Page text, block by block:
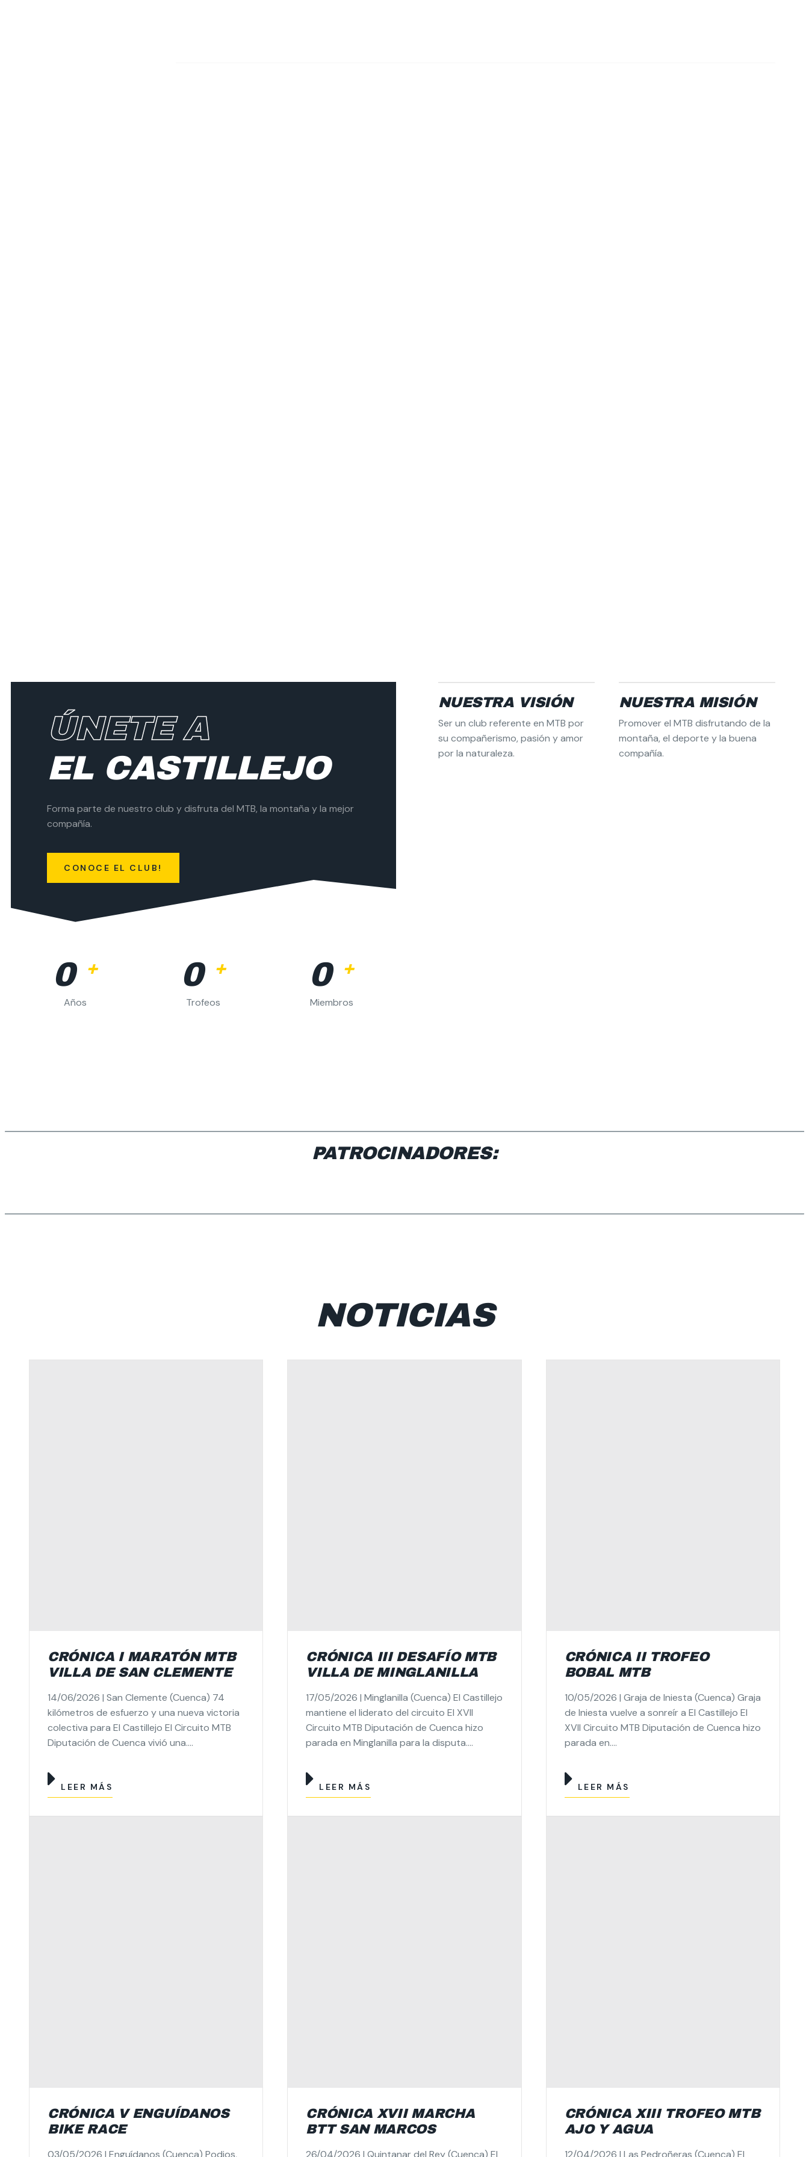
ÚNETE A
EL CASTILLEJO
Forma parte de nuestro club y disfruta del MTB, la montaña y la mejor
compañía.
CONOCE EL CLUB!
0 +
Años
0 +
Trofeos
0 +
Miembros
NUESTRA VISIÓN
Ser un club referente en MTB por
su compañerismo, pasión y amor
por la naturaleza.
NUESTRA MISIÓN
Promover el MTB disfrutando de la
montaña, el deporte y la buena
compañía.
PATROCINADORES:
NOTICIAS
CRÓNICA I MARATÓN MTB
VILLA DE SAN CLEMENTE
14/06/2026 | San Clemente (Cuenca) 74
kilómetros de esfuerzo y una nueva victoria
colectiva para El Castillejo El Circuito MTB
Diputación de Cuenca vivió una....
LEER MÁS
CRÓNICA III DESAFÍO MTB
VILLA DE MINGLANILLA
17/05/2026 | Minglanilla (Cuenca) El Castillejo
mantiene el liderato del circuito El XVII
Circuito MTB Diputación de Cuenca hizo
parada en Minglanilla para la disputa....
LEER MÁS
CRÓNICA II TROFEO
BOBAL MTB
10/05/2026 | Graja de Iniesta (Cuenca) Graja
de Iniesta vuelve a sonreír a El Castillejo El
XVII Circuito MTB Diputación de Cuenca hizo
parada en....
LEER MÁS
CRÓNICA V ENGUÍDANOS
BIKE RACE
CRÓNICA XVII MARCHA
BTT SAN MARCOS
CRÓNICA XIII TROFEO MTB
AJO Y AGUA